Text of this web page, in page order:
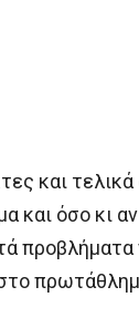
και τελικά
και όσο κι αν
προβλήματα